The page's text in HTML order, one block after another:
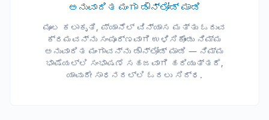
ಅನುವಾದಿತ ಮಂಗಾ ಡೌನ್‌ಲೋಡ್ ಮಾಡಿ
ಮೂಲ ಕಲಾಕೃತಿ, ಪ್ಯಾನೆಲ್ ವಿನ್ಯಾಸ ಮತ್ತು ಓದುವ
ಕ್ರಮವನ್ನು ಸಂಪೂರ್ಣವಾಗಿ ಉಳಿಸಿಕೊಂಡು ನಿಮ್ಮ
ಅನುವಾದಿತ ಮಂಗಾವನ್ನು ಡೌನ್‌ಲೋಡ್ ಮಾಡಿ — ನಿಮ್ಮ
ಭಾಷೆಯಲ್ಲಿ ಸಂಭಾಷಣೆ ಸಹಜವಾಗಿ ಹರಿಯುತ್ತದೆ,
ಯಾವುದೇ ಸಾಧನದಲ್ಲಿ ಓದಲು ಸಿದ್ಧ.